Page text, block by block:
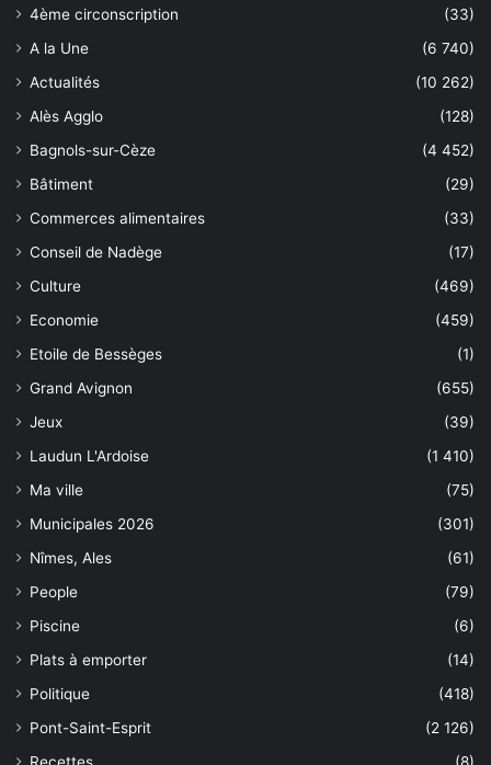
4ème circonscription
(33)
A la Une
(6 740)
Actualités
(10 262)
Alès Agglo
(128)
Bagnols-sur-Cèze
(4 452)
Bâtiment
(29)
Commerces alimentaires
(33)
Conseil de Nadège
(17)
Culture
(469)
Economie
(459)
Etoile de Bessèges
(1)
Grand Avignon
(655)
Jeux
(39)
Laudun L'Ardoise
(1 410)
Ma ville
(75)
Municipales 2026
(301)
Nîmes, Ales
(61)
People
(79)
Piscine
(6)
Plats à emporter
(14)
Politique
(418)
Pont-Saint-Esprit
(2 126)